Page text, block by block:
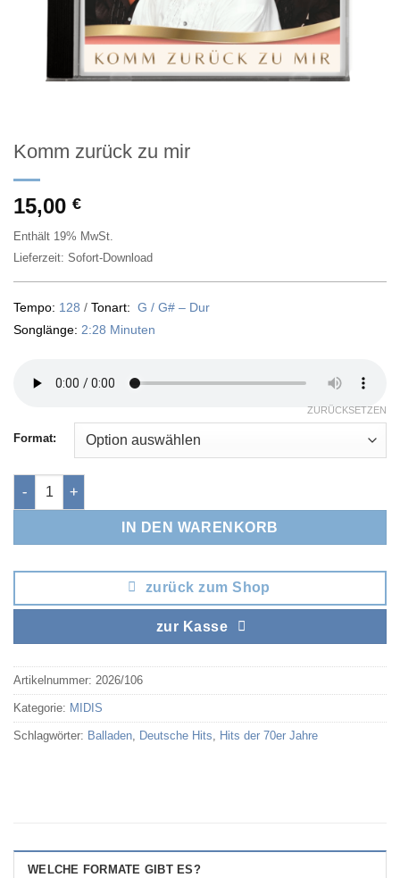
Komm zurück zu mir
15,00 €
Enthält 19% MwSt.
Lieferzeit: Sofort-Download
Tempo: 128 / Tonart: G / G# – Dur
Songlänge: 2:28 Minuten
Format:
ZURÜCKSETZEN
Komm zurück zu mir [Digital] Menge
IN DEN WARENKORB
zurück zum Shop
zur Kasse
Artikelnummer: 2026/106
Kategorie: MIDIS
Schlagwörter: Balladen Deutsche Hits Hits der 70er Jahre
WELCHE FORMATE GIBT ES?